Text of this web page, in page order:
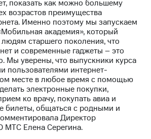
2023
показать как можно большему
возрастов преимущества
Именно поэтому мы запускаем
академия», который
старшего поколения, что
и современные гаджеты – это
Мы уверены, что выпускники курса
пользователями интернет-
месте в любое время с помощью
электронные покупки,
ко врачу, покупать авиа и
билеты, общаться с родными и
Директор
МТС Елена Серегина.